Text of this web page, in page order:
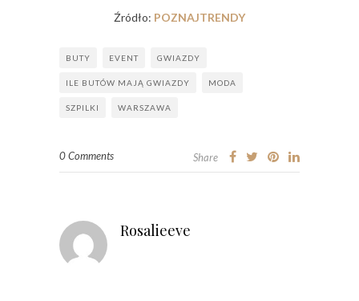
Źródło: POZNAJTRENDY
BUTY EVENT GWIAZDY
ILE BUTÓW MAJĄ GWIAZDY MODA
SZPILKI WARSZAWA
0 Comments Share
Rosalieeve